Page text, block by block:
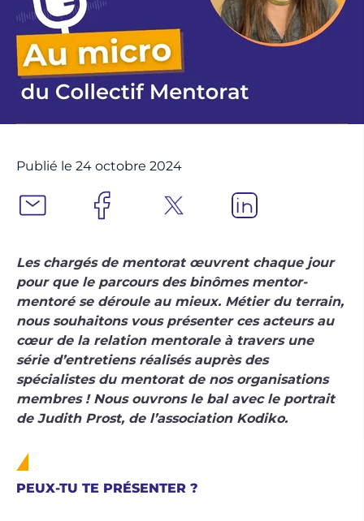
Publié le 24 octobre 2024
Les chargés de mentorat œuvrent chaque jour
pour que le parcours des binômes mentor-
mentoré se déroule au mieux. Métier du terrain,
nous souhaitons vous présenter ces acteurs au
cœur de la relation mentorale à travers une
série d’entretiens réalisés auprès des
spécialistes du mentorat de nos organisations
membres ! Nous ouvrons le bal avec le portrait
de Judith Prost, de l’association Kodiko.
PEUX-TU TE PRÉSENTER ?